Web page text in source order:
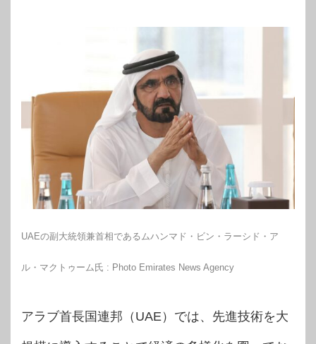
UAEの副大統領兼首相であるムハンマド・ビン・ラーシド・ア
ル・マクトゥーム氏 : Photo Emirates News Agency
アラブ首長国連邦（UAE）では、先進技術を大